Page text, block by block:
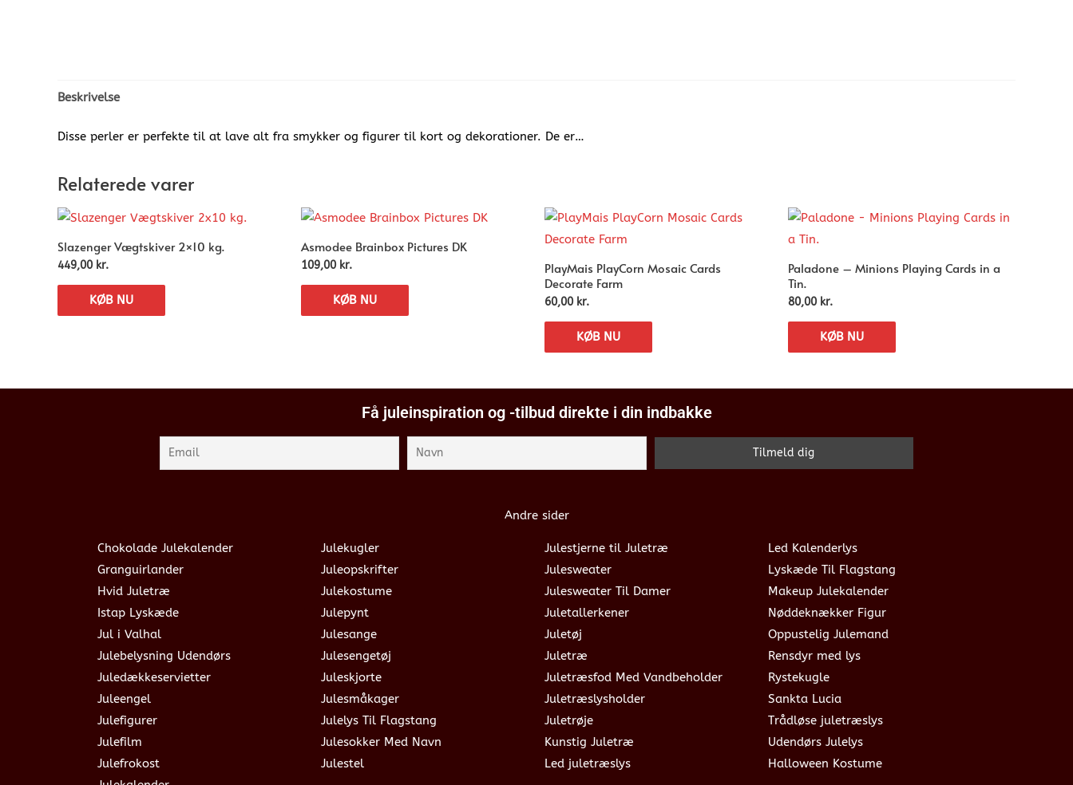
Beskrivelse
Disse perler er perfekte til at lave alt fra smykker og figurer til kort og dekorationer. De er…
Relaterede varer
Slazenger Vægtskiver 2×10 kg.
449,00 kr.
KØB NU
Asmodee Brainbox Pictures DK
109,00 kr.
KØB NU
PlayMais PlayCorn Mosaic Cards
Decorate Farm
60,00 kr.
KØB NU
Paladone – Minions Playing Cards in a
Tin.
80,00 kr.
KØB NU
Få juleinspiration og -tilbud direkte i din indbakke
Andre sider
Chokolade Julekalender
Granguirlander
Hvid Juletræ
Istap Lyskæde
Jul i Valhal
Julebelysning Udendørs
Juledækkeservietter
Juleengel
Julefigurer
Julefilm
Julefrokost
Julekugler
Juleopskrifter
Julekostume
Julepynt
Julesange
Julesengetøj
Juleskjorte
Julesmåkager
Julelys Til Flagstang
Julesokker Med Navn
Julestel
Julestjerne til Juletræ
Julesweater
Julesweater Til Damer
Juletallerkener
Juletøj
Juletræ
Juletræsfod Med Vandbeholder
Juletræslysholder
Juletrøje
Kunstig Juletræ
Led juletræslys
Led Kalenderlys
Lyskæde Til Flagstang
Makeup Julekalender
Nøddeknækker Figur
Oppustelig Julemand
Rensdyr med lys
Rystekugle
Sankta Lucia
Trådløse juletræslys
Udendørs Julelys
Halloween Kostume